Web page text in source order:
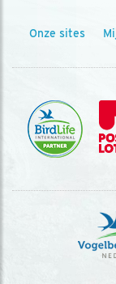
Onze sites